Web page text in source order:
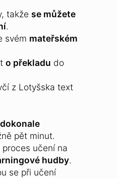
takže se můžete
.
svém mateřském
o překladu do
z Lotyšska text
pět minut.
učení na
hudby.
se při učení